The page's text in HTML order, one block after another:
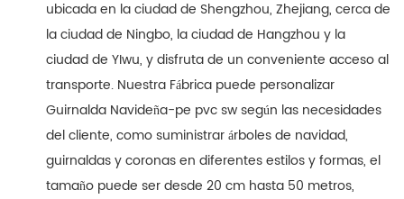
ubicada en la ciudad de Shengzhou, Zhejiang, cerca de
la ciudad de Ningbo, la ciudad de Hangzhou y la
ciudad de YIwu, y disfruta de un conveniente acceso al
transporte. Nuestra Fábrica puede personalizar
Guirnalda Navideña-pe pvc sw según las necesidades
del cliente, como suministrar árboles de navidad,
guirnaldas y coronas en diferentes estilos y formas, el
tamaño puede ser desde 20 cm hasta 50 metros,